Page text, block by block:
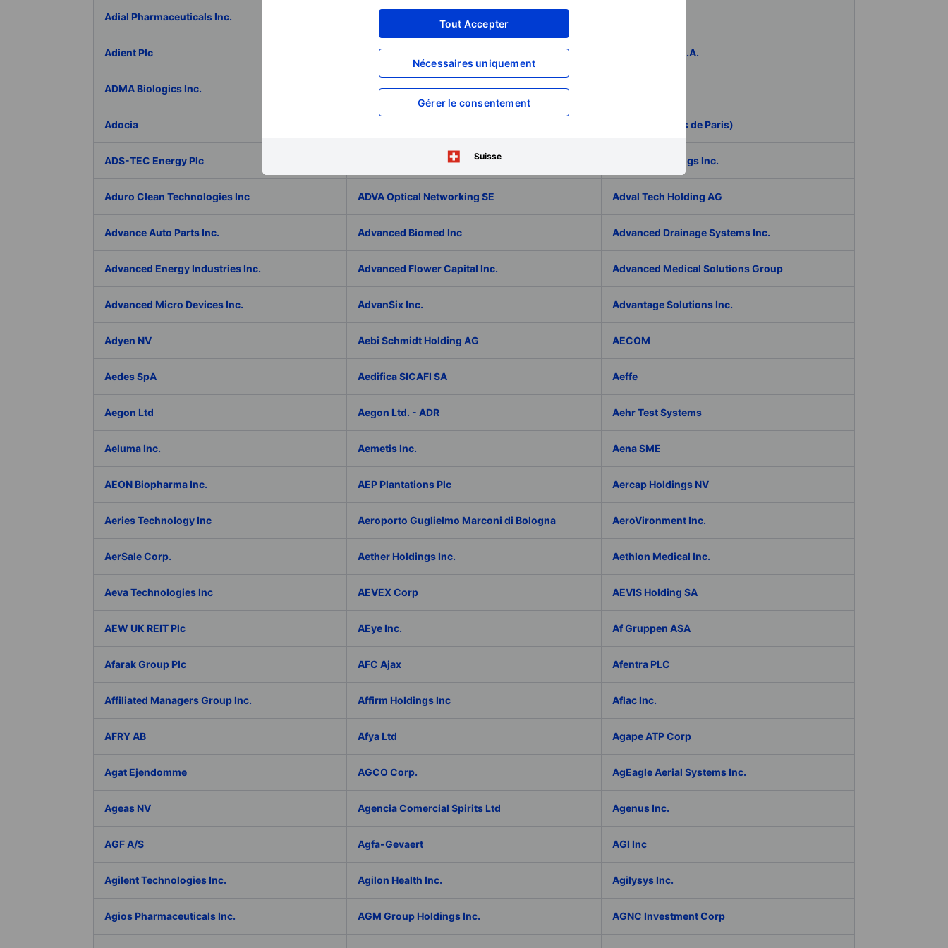
Tout Accepter
Nécessaires uniquement
Gérer le consentement
Suisse
Adial Pharmaceuticals Inc.
Adient Plc Adlai Nortye Limited - ADR ADLER Group S.A.
ADMA Biologics Inc. Admiral Group Plc
Adocia ADP (Aeroports de Paris)
ADS-TEC Energy Plc ADTRAN Holdings Inc.
Aduro Clean Technologies Inc ADVA Optical Networking SE Adval Tech Holding AG
Advance Auto Parts Inc. Advanced Biomed Inc Advanced Drainage Systems Inc.
Advanced Energy Industries Inc. Advanced Flower Capital Inc. Advanced Medical Solutions Group
Advanced Micro Devices Inc. AdvanSix Inc. Advantage Solutions Inc.
Adyen NV Aebi Schmidt Holding AG AECOM
Aedes SpA Aedifica SICAFI SA Aeffe
Aegon Ltd Aegon Ltd. - ADR Aehr Test Systems
Aeluma Inc. Aemetis Inc. Aena SME
AEON Biopharma Inc. AEP Plantations Plc Aercap Holdings NV
Aeries Technology Inc Aeroporto Guglielmo Marconi di Bologna AeroVironment Inc.
AerSale Corp. Aether Holdings Inc. Aethlon Medical Inc.
Aeva Technologies Inc AEVEX Corp AEVIS Holding SA
AEW UK REIT Plc AEye Inc. Af Gruppen ASA
Afarak Group Plc AFC Ajax Afentra PLC
Affiliated Managers Group Inc. Affirm Holdings Inc Aflac Inc.
AFRY AB Afya Ltd Agape ATP Corp
Agat Ejendomme AGCO Corp. AgEagle Aerial Systems Inc.
Ageas NV Agencia Comercial Spirits Ltd Agenus Inc.
AGF A/S Agfa-Gevaert AGI Inc
Agilent Technologies Inc. Agilon Health Inc. Agilysys Inc.
Agios Pharmaceuticals Inc. AGM Group Holdings Inc. AGNC Investment Corp